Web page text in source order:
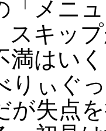
「メニ
スキッ
満はい
りぃぐ
が失点